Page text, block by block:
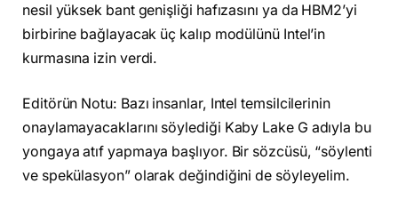
nesil yüksek bant genişliği hafızasını ya da HBM2’yi
birbirine bağlayacak üç kalıp modülünü Intel’in
kurmasına izin verdi.
Editörün Notu: Bazı insanlar, Intel temsilcilerinin
onaylamayacaklarını söylediği Kaby Lake G adıyla bu
yongaya atıf yapmaya başlıyor. Bir sözcüsü, “söylenti
ve spekülasyon” olarak değindiğini de söyleyelim.